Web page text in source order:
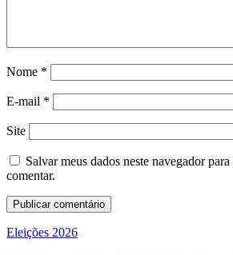
Nome *
E-mail *
Site
Salvar meus dados neste navegador
comentar.
Eleições 2026